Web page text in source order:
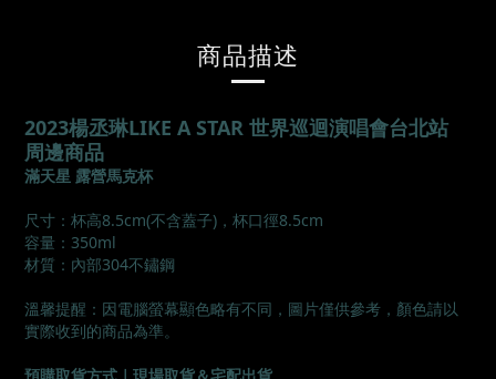
商品描述
2023楊丞琳LIKE A STAR 世界巡迴演唱會台北站
周邊商品
滿天星 露營馬克杯
尺寸：杯高8.5cm(不含蓋子)，杯口徑8.5cm
容量：350ml
材質：內部304不鏽鋼
溫馨提醒：因電腦螢幕顯色略有不同，圖片僅供參考，顏色請以
實際收到的商品為準。